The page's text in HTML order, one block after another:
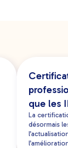
que les
La
désormais